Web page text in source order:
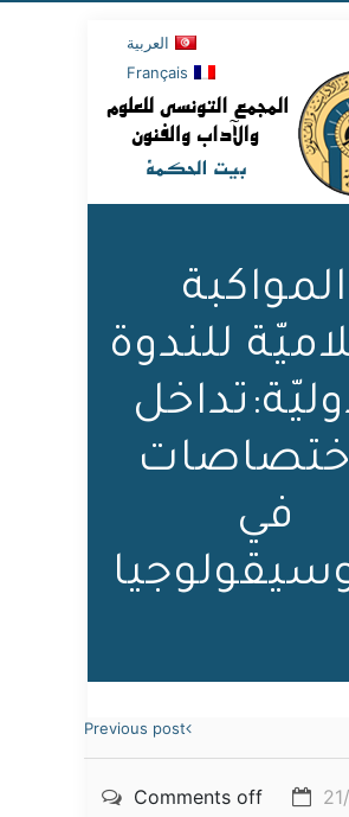
العربية
Français
المواكبة
للندوة
في
Previous post
Comments off